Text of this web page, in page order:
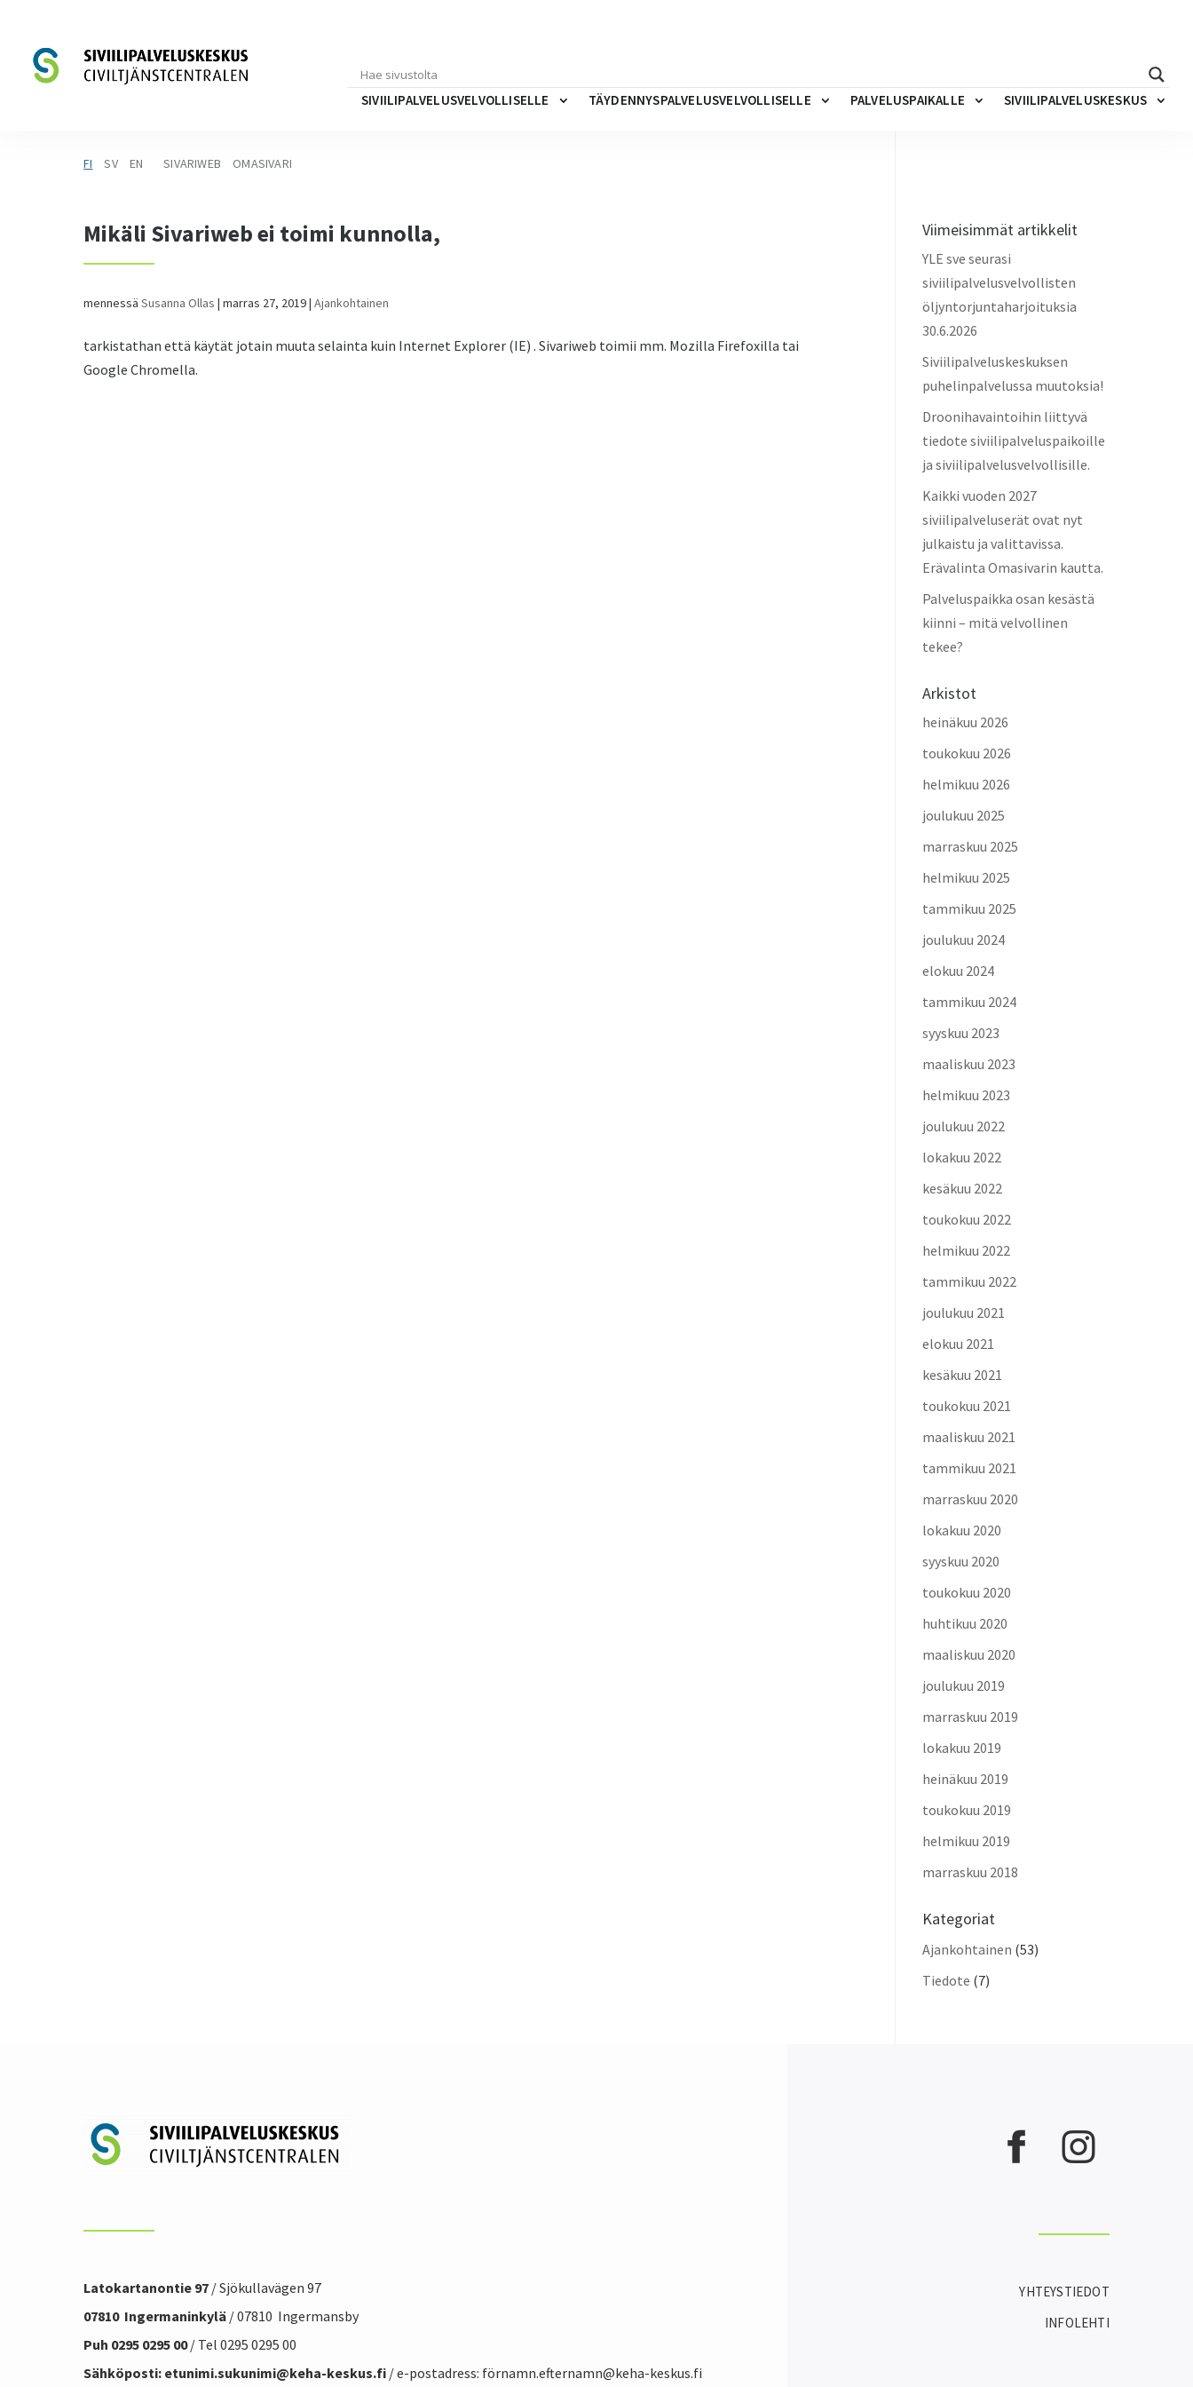
SIVIILIPALVELUSVELVOLLISELLE TÄYDENNYSPALVELUSVELVOLLISELLE PALVELUSPAIKALLE SIVIILIPALVELUSKESKUS
FI SV EN SIVARIWEB OMASIVARI
Mikäli Sivariweb ei toimi kunnolla,
mennessäSusanna Ollas |marras 27, 2019|Ajankohtainen
tarkistathan että käytät jotain muuta selainta kuin Internet Explorer (IE) . Sivariweb toimii mm. Mozilla Firefoxilla tai
Google Chromella.
Viimeisimmät artikkelit
YLE sve seurasi
siviilipalvelusvelvollisten
öljyntorjuntaharjoituksia
30.6.2026
Siviilipalveluskeskuksen
puhelinpalvelussa muutoksia!
Droonihavaintoihin liittyvä
tiedote siviilipalveluspaikoille
ja siviilipalvelusvelvollisille.
Kaikki vuoden 2027
siviilipalveluserät ovat nyt
julkaistu ja valittavissa.
Erävalinta Omasivarin kautta.
Palveluspaikka osan kesästä
kiinni – mitä velvollinen
tekee?
Arkistot
heinäkuu 2026
toukokuu 2026
helmikuu 2026
joulukuu 2025
marraskuu 2025
helmikuu 2025
tammikuu 2025
joulukuu 2024
elokuu 2024
tammikuu 2024
syyskuu 2023
maaliskuu 2023
helmikuu 2023
joulukuu 2022
lokakuu 2022
kesäkuu 2022
toukokuu 2022
helmikuu 2022
tammikuu 2022
joulukuu 2021
elokuu 2021
kesäkuu 2021
toukokuu 2021
maaliskuu 2021
tammikuu 2021
marraskuu 2020
lokakuu 2020
syyskuu 2020
toukokuu 2020
huhtikuu 2020
maaliskuu 2020
joulukuu 2019
marraskuu 2019
lokakuu 2019
heinäkuu 2019
toukokuu 2019
helmikuu 2019
marraskuu 2018
Kategoriat
Ajankohtainen (53)
Tiedote (7)
Latokartanontie 97 / Sjökullavägen 97
07810 Ingermaninkylä / 07810 Ingermansby
Puh 0295 0295 00/ Tel 0295 0295 00
Sähköposti: etunimi.sukunimi@keha-keskus.fi / e-postadress: förnamn.efternamn@keha-keskus.fi
YHTEYSTIEDOT
INFOLEHTI